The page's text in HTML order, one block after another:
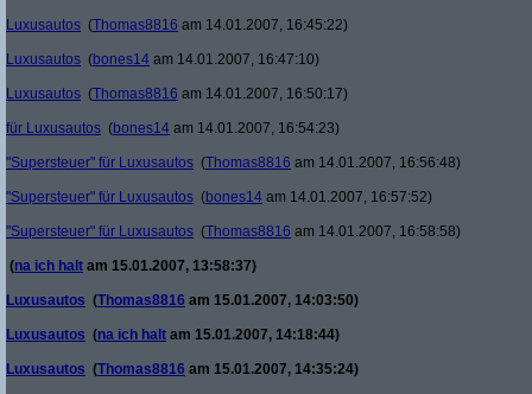
Luxusautos (Thomas8816 am 14.01.2007, 16:45:22)
Luxusautos (bones14 am 14.01.2007, 16:47:10)
Luxusautos (Thomas8816 am 14.01.2007, 16:50:17)
für Luxusautos (bones14 am 14.01.2007, 16:54:23)
"Supersteuer" für Luxusautos (Thomas8816 am 14.01.2007, 16:56:48)
"Supersteuer" für Luxusautos (bones14 am 14.01.2007, 16:57:52)
"Supersteuer" für Luxusautos (Thomas8816 am 14.01.2007, 16:58:58)
(na ich halt am 15.01.2007, 13:58:37)
Luxusautos (Thomas8816 am 15.01.2007, 14:03:50)
Luxusautos (na ich halt am 15.01.2007, 14:18:44)
Luxusautos (Thomas8816 am 15.01.2007, 14:35:24)